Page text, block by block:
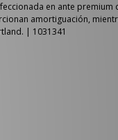
en ante
amortiguación,
| 1031341